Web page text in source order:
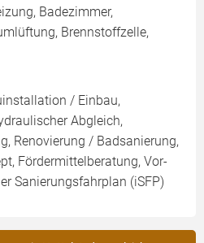
Badezimmer,
Brennstoffzelle,
/ Einbau,
Abgleich,
Renovierung / Badsanierung,
Fördermittelberatung, Vor-
Sanierungsfahrplan (iSFP)